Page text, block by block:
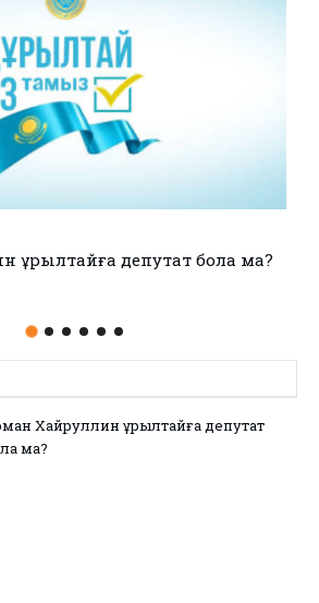
no title
Хайруллин Құрылтайға депутат
ма?